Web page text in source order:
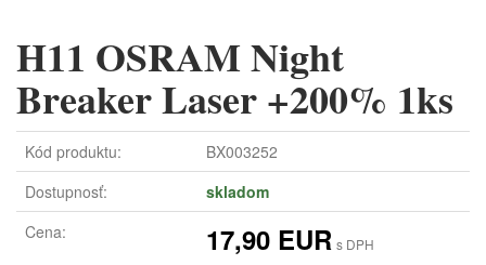
H11 OSRAM Night
Breaker Laser +200% 1ks
Kód produktu:
BX003252
Dostupnosť:
skladom
Cena:
17,90 EUR s DPH